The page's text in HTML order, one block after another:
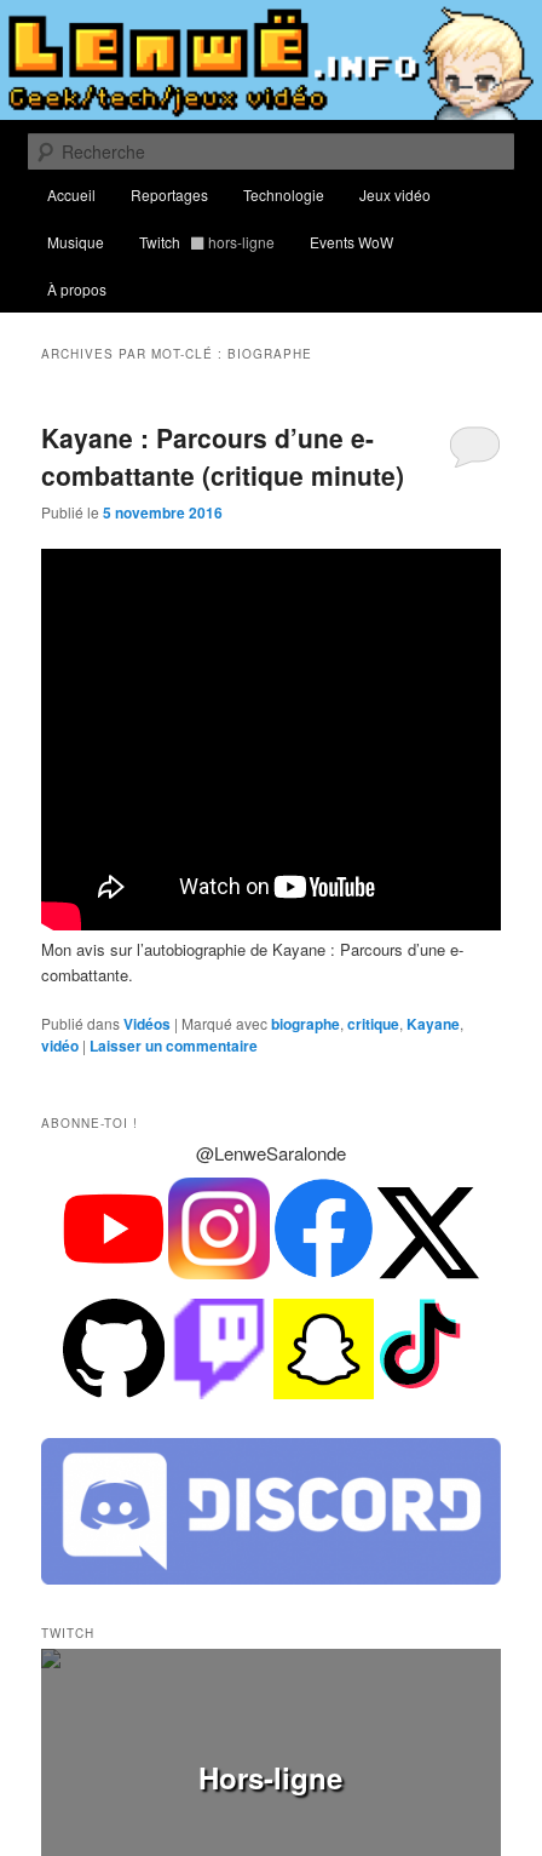
Aller
contenu
principal
Aller
contenu
secondaireLenwë – Culture geek, tech et jeux
vidéo
Blog traitant de culture geek, du web, de nouvelles technologies et de jeux
vidéo
Recherche
principal
Accueil Reportages Technologie Jeux vidéo
Musique Twitch hors-ligne Events WoW
À propos
ARCHIVES PAR MOT-CLÉ :BIOGRAPHE
Kayane : Parcours d’une e-
combattante (critique minute)
Publié le5 novembre 2016
Mon avis sur l’autobiographie de Kayane : Parcours d’une e-
combattante.
Publié dansVidéos | Marqué avecbiographe,critique,Kayane,
vidéo | Laisser un commentaire
ABONNE-TOI !
@LenweSaralonde
TWITCH
Hors-ligne